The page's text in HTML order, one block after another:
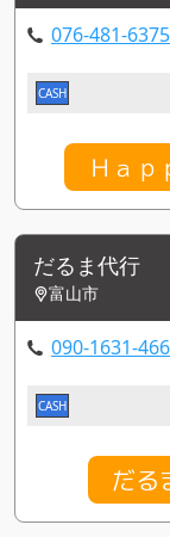
076-481-6375
CASH
Ｈａｐ
だるま代行
富山市
090-1631-
CASH
だる